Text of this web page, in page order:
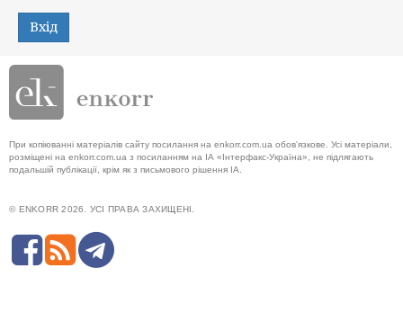
Вхід
При копіюванні матеріалів сайту посилання на enkorr.com.ua обов'язкове. Усі матеріали,
розміщені на enkorr.com.ua з посиланням на ІА «Інтерфакс-Україна», не підлягають
подальшій публікації, крім як з письмового рішення ІА.
© ENKORR 2026. УСІ ПРАВА ЗАХИЩЕНІ.